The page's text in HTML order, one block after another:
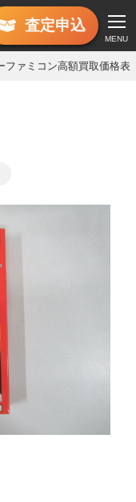
査定申込
MENU
ファミコン高額買取価格表